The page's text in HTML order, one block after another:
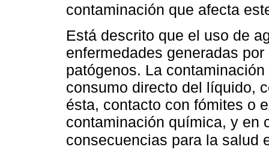
contaminación que afecta
Está descrito que el uso de
enfermedades generadas
patógenos. La
consumo directo del líquido,
ésta, contacto con fómites o
contaminación química, y en
consecuencias para la salud